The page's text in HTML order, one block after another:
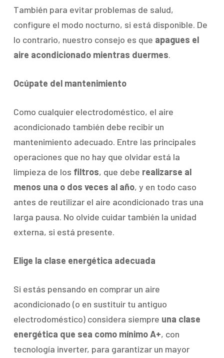
También para evitar problemas de salud,
configure el modo nocturno, si está disponible. De
lo contrario, nuestro consejo es que apagues el
aire acondicionado mientras duermes.
Ocúpate del mantenimiento
Como cualquier electrodoméstico, el aire
acondicionado también debe recibir un
mantenimiento adecuado. Entre las principales
operaciones que no hay que olvidar está la
limpieza de los filtros, que debe realizarse al
menos una o dos veces al año, y en todo caso
antes de reutilizar el aire acondicionado tras una
larga pausa. No olvide cuidar también la unidad
externa, si está presente.
Elige la clase energética adecuada
Si estás pensando en comprar un aire
acondicionado (o en sustituir tu antiguo
electrodoméstico) considera siempre una clase
energética que sea como mínimo A+, con
tecnología inverter, para garantizar un mayor